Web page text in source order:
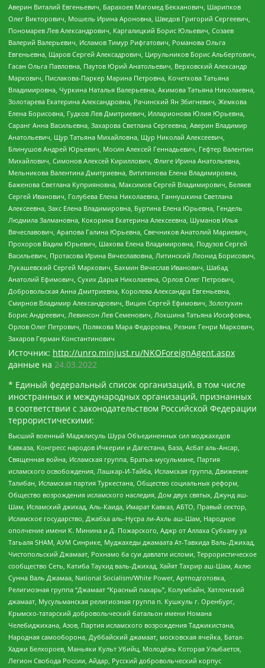
Аверин Виталий Евгеньевич, Барахоев Магомед Бекханович, Шарипков
Олег Викторович, Мошель Ирина Ароновна, Шведов Григорий Сергеевич,
Пономарев Лев Александрович, Каргалицкий Борис Юльевич, Созаев
Валерий Валерьевич, Исламов Тимур Рифгатович, Романова Ольга
Евгеньевна, Щаров Сергей Алексадрович, Цирульников Борис Альбертович,
Гасан Ольга Павловна, Паутов Юрий Анатольевич, Верховский Александр
Маркович, Пислакова-Паркер Марина Петровна, Кочеткова Татьяна
Владимировна, Чуркина Наталья Валерьевна, Акимова Татьяна Николаевна,
Золотарева Екатерина Александровна, Рачинский Ян Збигневич, Жемкова
Елена Борисовна, Гудков Лев Дмитриевич, Илларионова Юлия Юрьевна,
Саранг Анна Васильевна, Захарова Светлана Сергеевна, Аверин Владимир
Анатольевич, Щур Татьяна Михайловна, Щур Николай Алексеевич,
Блинушов Андрей Юрьевич, Мосин Алексей Геннадьевич, Гефтер Валентин
Михайлович, Симонов Алексей Кириллович, Флиге Ирина Анатольевна,
Мельникова Валентина Дмитриевна, Вититинова Елена Владимировна,
Баженова Светлана Куприяновна, Максимов Сергей Владимирович, Беляев
Сергей Иванович, Голубева Елена Николаевна, Ганнушкина Светлана
Алексеевна, Закс Елена Владимировна, Буртина Елена Юрьевна, Гендель
Людмила Залмановна, Кокорина Екатерина Алексеевна, Шуманов Илья
Вячеславович, Арапова Галина Юрьевна, Свечников Анатолий Мариевич,
Прохоров Вадим Юрьевич, Шахова Елена Владимировна, Подузов Сергей
Васильевич, Протасова Ирина Вячеславовна, Литинский Леонид Борисович,
Лукашевский Сергей Маркович, Бахмин Вячеслав Иванович, Шабад
Анатолий Ефимович, Сухих Дарья Николаевна, Орлов Олег Петрович,
Добровольская Анна Дмитриевна, Королева Александра Евгеньевна,
Смирнов Владимир Александрович, Вицин Сергей Ефимович, Золотухин
Борис Андреевич, Левинсон Лев Семенович, Локшина Татьяна Иосифовна,
Орлов Олег Петрович, Полякова Мара Федоровна, Резник Генри Маркович,
Захаров Герман Константинович
Источник: http://unro.minjust.ru/NKOForeignAgent.aspx
данные на 24.03.2022
* Единый федеральный список организаций, в том числе
иностранных и международных организаций, признанных
в соответствии с законодательством Российской Федерации
террористическими:
Высший военный Маджлисуль Шура Объединенных сил моджахедов
Кавказа, Конгресс народов Ичкерии и Дагестана, База, Асбат аль-Ансар,
Священная война, Исламская группа, Братья-мусульмане, Партия
исламского освобождения, Лашкар-И-Тайба, Исламская группа, Движение
Талибан, Исламская партия Туркестана, Общество социальных реформ,
Общество возрождения исламского наследия, Дом двух святых, Джунд аш-
Шам, Исламский джихад, Аль-Каида, Имарат Кавказ, АБТО, Правый сектор,
Исламское государство, Джабха аль-Нусра ли-Ахль аш-Шам, Народное
ополчение имени К. Минина и Д. Пожарского, Аджр от Аллаха Субхану уа
Тагьаля SHAM, АУМ Синрике, Муджахеды джамаата Ат-Тавхида Валь-Джихад,
Чистопольский Джамаат, Рохнамо ба суи давлати исломи, Террористическое
сообщество Сеть, Катиба Таухид валь-Джихад, Хайят Тахрир аш-Шам, Ахлю
Сунна Валь Джамаа, National Socialism/White Power, Артподготовка,
Религиозная группа “Джамаат “Красный пахарь”, Колумбайн, Хатлонский
джамаат, Мусульманская религиозная группа п. Кушкуль г. Оренбург,
Крымско-татарский добровольческий батальон имени Номана
Челебиджихана, Азов, Партия исламского возрождения Таджикистана,
Народная самооборона, Дуббайский джамаат, московская ячейка, Батал-
Хаджи Белхороев, Маньяки Культ Убийц, Молодёжь Которая Улыбается,
Легион Свобода России, Айдар, Русский добровольческий корпус